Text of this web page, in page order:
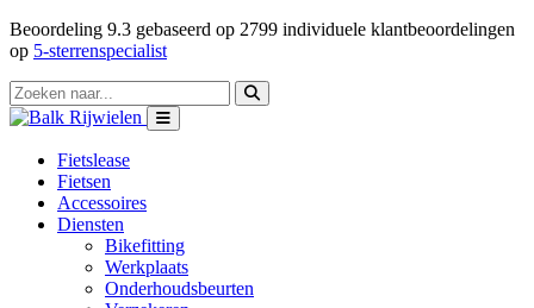
Beoordeling 9.3 gebaseerd op 2799 individuele klantbeoordelingen
op 5-sterrenspecialist
Fietslease
Fietsen
Accessoires
Diensten
Bikefitting
Werkplaats
Onderhoudsbeurten